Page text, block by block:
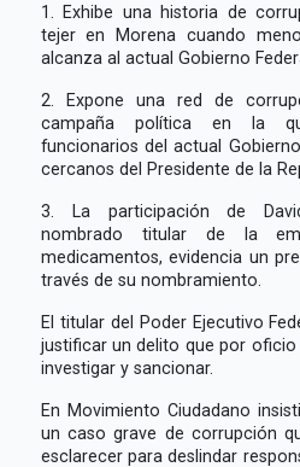
1. Exhibe una historia de
tejer en Morena cuando
alcanza al actual Gobierno
2. Expone una red de
campaña política en la
funcionarios del actual
cercanos del Presidente de la
3. La participación de
nombrado titular de la
medicamentos, evidencia un
través de su nombramiento.
El titular del Poder Ejecutivo
justificar un delito que por oficio
investigar y sancionar.
En Movimiento Ciudadano
un caso grave de corrupción
esclarecer para deslindar